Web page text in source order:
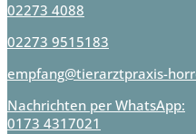
02273 4088
02273 9515183
empfang@tierarztpraxis-
Nachrichten per WhatsApp:
0173 4317021